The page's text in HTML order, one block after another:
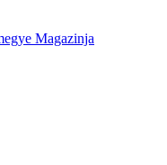
Magazinja